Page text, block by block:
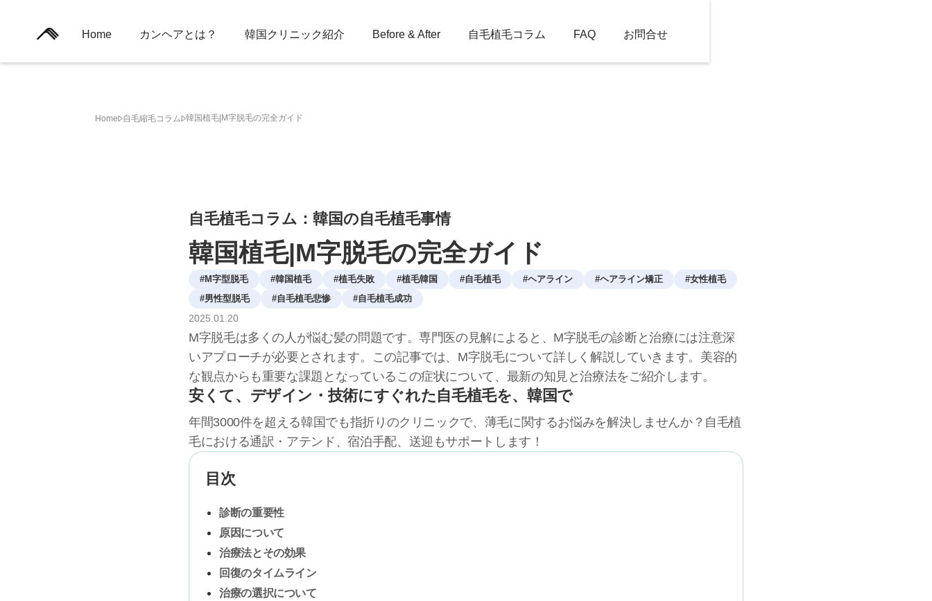
Home カンヘアとは？ 韓国クリニック紹介 Before & After 自毛植毛コラム FAQ お問合せ
Home 自毛縮毛コラム 韓国植毛|M字脱毛の完全ガイド
自毛植毛コラム：韓国の自毛植毛事情
韓国植毛|M字脱毛の完全ガイド
#M字型脱毛 #韓国植毛 #植毛失敗 #植毛韓国 #自毛植毛 #ヘアライン #ヘアライン矯正 #女性植毛
#男性型脱毛 #自毛植毛悲惨 #自毛植毛成功
2025 01 20
M字脱毛は多くの人が悩む髪の問題です。専門医の見解によると、M字脱毛の診断と治療には注意深
いアプローチが必要とされます。この記事では、M字脱毛について詳しく解説していきます。美容的
な観点からも重要な課題となっているこの症状について、最新の知見と治療法をご紹介します。
安くて、デザイン・技術にすぐれた自毛植毛を、韓国で
年間3000件を超える韓国でも指折りのクリニックで、薄毛に関するお悩みを解決しませんか？自毛植
毛における通訳・アテンド、宿泊手配、送迎もサポートします！
目次
診断の重要性
原因について
治療法とその効果
回復のタイムライン
治療の選択について